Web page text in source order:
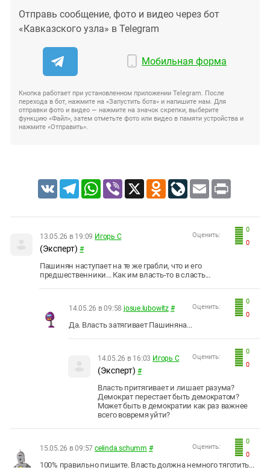
Отправь сообщение, фото и видео через бот
«Кавказского узла» в Telegram
Мобильная форма
Кнопка работает при установленном приложении Telegram. После
перехода в бот, нажмите на «Запустить бота» и напишите нам. Для
отправки фото и видео — нажмите на значок скрепки, выберите
функцию «Файл», затем отметьте фото или видео в памяти устройства и
нажмите «Отправить».
VK TelegramWhatsApp
Viber X Odnoklassniki
LiveJournal
Email Print
0
0
Оценить:
13.05.26 в 19:09 Игорь С
(Эксперт) #
Пашинян наступает на те же грабли, что и его
предшественники... Как им власть-то в сласть...
0
0
Оценить:
14.05.26 в 09:58 josue.lubowitz #
Да. Власть затягивает Пашиняна...
0
0
Оценить:
14.05.26 в 16:03 Игорь С
(Эксперт) #
Власть притягивает и лишает разума?
Демократ перестает быть демократом?
Может быть в демократии как раз важнее
всего вовремя уйти?
0
0
Оценить:
15.05.26 в 09:57 celinda.schumm #
100% правильно пишите. Власть должна немного тяготить...